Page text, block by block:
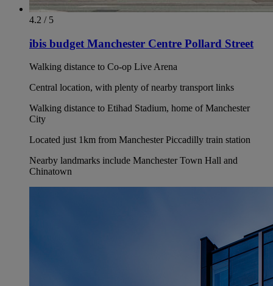
4.2 / 5
ibis budget Manchester Centre Pollard Street
Walking distance to Co-op Live Arena
Central location, with plenty of nearby transport links
Walking distance to Etihad Stadium, home of Manchester
City
Located just 1km from Manchester Piccadilly train station
Nearby landmarks include Manchester Town Hall and
Chinatown